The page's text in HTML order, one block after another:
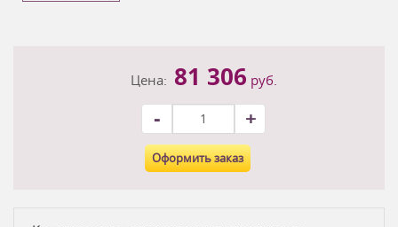
Цена: 81 306 руб.
- +
Оформить заказ